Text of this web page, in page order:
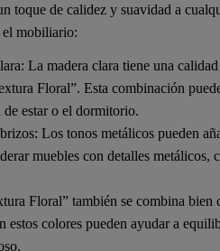
toque de calidez y suavidad a
el mobiliario:
La madera clara tiene una
Floral”. Esta combinación
de estar o el dormitorio.
Los tonos metálicos pueden
muebles con detalles metálicos,
Floral” también se combina
estos colores pueden ayudar a